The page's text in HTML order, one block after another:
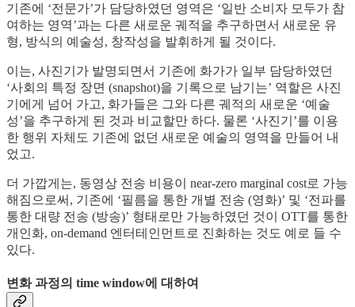
기존에 ‘전문가’가 담당하였던 영역은 ‘일반 소비자 모두가 참
여하는 영역’과는 다른 새로운 궤적을 추구하면서 새로운 유
형, 방식의 예술성, 창작성을 발휘하게 될 것이다.
이는, 사진기가 발명되면서 기존에 화가가 일부 담당하였던
‘사회의 특정 장면 (snapshot)을 기록으로 남기는’ 역할은 사진
기에게 넘어 가고, 화가들은 그와 다른 궤적의 새로운 ‘예술
성’을 추구하게 된 것과 비교할만 하다. 물론 ‘사진기’를 이용
한 행위 자체도 기존에 없던 새로운 예술의 영역을 만들어 내
었고.
더 가깝게는, 동영상 전송 비용이 near-zero marginal cost로 가능
해짐으로써, 기존에 ‘필름을 통한 개별 전송 (영화)’ 및 ‘전파를
통한 대량 전송 (방송)’ 형태로만 가능하였던 것이 OTT를 통한
개인화, on-demand 엔터테인먼트로 진화하는 것도 예로 들 수
있다.
변화 과정의 time window에 대하여